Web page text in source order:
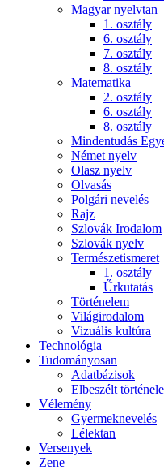
Magyar nyelvtan
1. osztály
6. osztály
7. osztály
8. osztály
Matematika
2. osztály
6. osztály
8. osztály
Mindentudás
Német nyelv
Olasz nyelv
Olvasás
Polgári nevelés
Rajz
Szlovák Irodalom
Szlovák nyelv
Természetismeret
1. osztály
Űrkutatás
Történelem
Világirodalom
Vizuális kultúra
Technológia
Tudományosan
Adatbázisok
Elbeszélt
Vélemény
Gyermeknevelés
Lélektan
Versenyek
Zene